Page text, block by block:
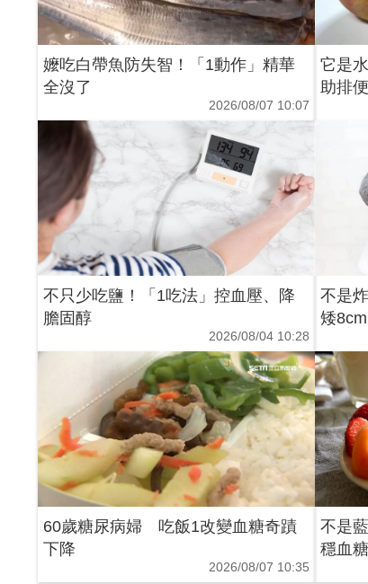
嬤吃白帶魚防失智！「1動作」精華
全沒了
2026/08/07 10:07
它是
助排便
不只少吃鹽！「1吃法」控血壓、降
膽固醇
2026/08/04 10:28
不是
矮8cm
60歲糖尿病婦 吃飯1改變血糖奇蹟
下降
2026/08/07 10:35
不是
穩血糖